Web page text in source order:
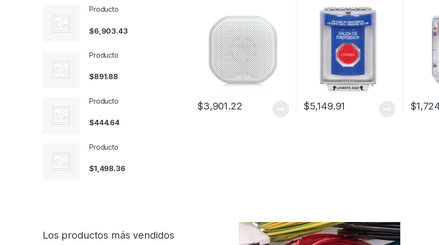
Alimentación por Batería
o Entrada DC
$3,901.22
Bocina , Texto En Español,
Tapa De Policarbonato, 2
Relevadores forma C,
Interior y Exterior
$5,149.91 $
Producto
$6,903.43
Producto
$891.88
Producto
$444.64
Producto
$1,498.36
Los productos más vendidos